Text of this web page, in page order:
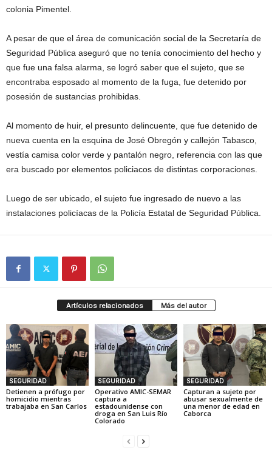
colonia Pimentel.
A pesar de que el área de comunicación social de la Secretaría de
Seguridad Pública aseguró que no tenía conocimiento del hecho y
que fue una falsa alarma, se logró saber que el sujeto, que se
encontraba esposado al momento de la fuga, fue detenido por
posesión de sustancias prohibidas.
Al momento de huir, el presunto delincuente, que fue detenido de
nueva cuenta en la esquina de José Obregón y callejón Tabasco,
vestía camisa color verde y pantalón negro, referencia con las que
era buscado por elementos policiacos de distintas corporaciones.
Luego de ser ubicado, el sujeto fue ingresado de nuevo a las
instalaciones policíacas de la Policía Estatal de Seguridad Pública.
Artículos relacionados Más del autor
SEGURIDAD
Detienen a prófugo por
homicidio mientras
trabajaba en San Carlos
SEGURIDAD
Operativo AMIC-SEMAR
captura a
estadounidense con
droga en San Luis Río
Colorado
SEGURIDAD
Capturan a sujeto por
abusar sexualmente de
una menor de edad en
Caborca